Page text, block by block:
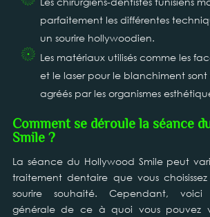
parfaitement les différentes
un sourire hollywoodien.
Les matériaux utilisés comme les
et le laser pour le blanchiment
agréés par les organismes
Comment se déroule la séance
Smile ?
La séance du Hollywood Smile peut
traitement dentaire que vous
sourire souhaité. Cependant,
générale de ce à quoi vous pouvez